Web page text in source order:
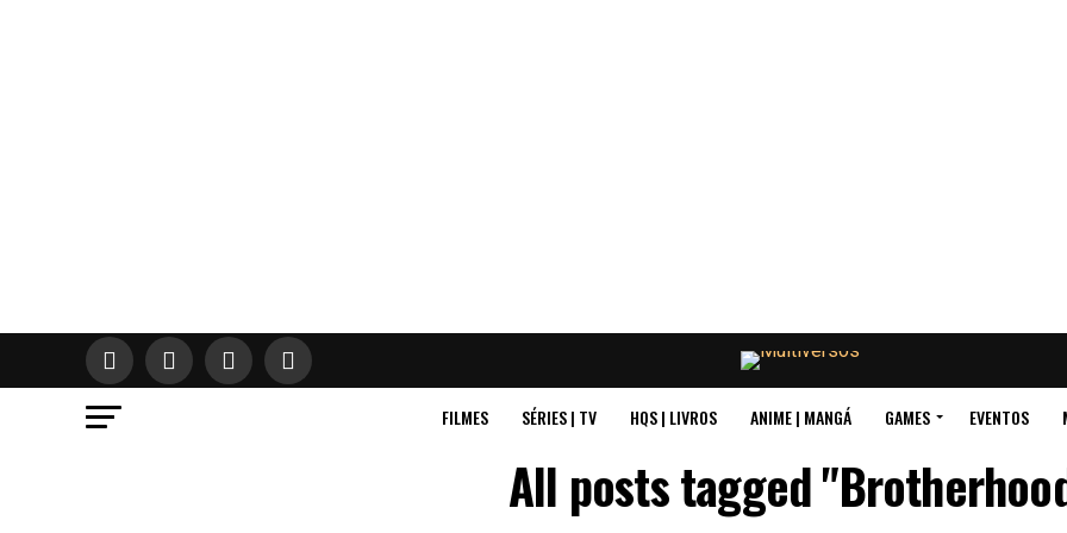
FILMES SÉRIES | TV HQS | LIVROS ANIME | MANGÁ GAMES EVENTOS
All posts tagged